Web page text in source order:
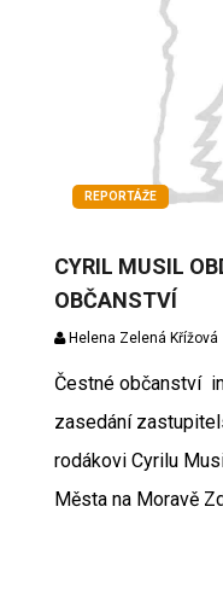
REPORTÁŽE
CYRIL MUSIL
OBČANSTVÍ
Helena Zelená Křížová
Čestné občanství
zasedání
rodákovi Cyrilu
Města na Moravě